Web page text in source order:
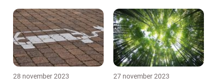
28 november 2023 27 november 2023